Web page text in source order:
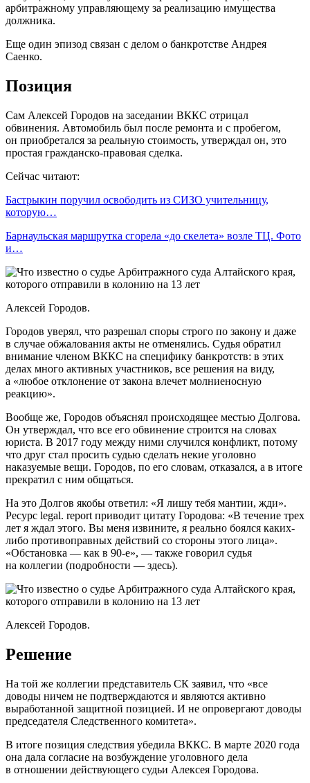
арбитражному управляющему за реализацию имущества
должника.
Еще один эпизод связан с делом о банкротстве Андрея
Саенко.
Позиция
Сам Алексей Городов на заседании ВККС отрицал
обвинения. Автомобиль был после ремонта и с пробегом,
он приобретался за реальную стоимость, утверждал он, это
простая гражданско-правовая сделка.
Сейчас читают:
Бастрыкин поручил освободить из СИЗО учительницу,
которую…
Барнаульская маршрутка сгорела «до скелета» возле ТЦ. Фото
и…
Алексей Городов.
Городов уверял, что разрешал споры строго по закону и даже
в случае обжалования акты не отменялись. Судья обратил
внимание членом ВККС на специфику банкротств: в этих
делах много активных участников, все решения на виду,
а «любое отклонение от закона влечет молниеносную
реакцию».
Вообще же, Городов объяснял происходящее местью Долгова.
Он утверждал, что все его обвинение строится на словах
юриста. В 2017 году между ними случился конфликт, потому
что друг стал просить судью сделать некие уголовно
наказуемые вещи. Городов, по его словам, отказался, а в итоге
прекратил с ним общаться.
На это Долгов якобы ответил: «Я лишу тебя мантии, жди».
Ресурс legal. report приводит цитату Городова: «В течение трех
лет я ждал этого. Вы меня извините, я реально боялся каких-
либо противоправных действий со стороны этого лица».
«Обстановка — как в 90-е», — также говорил судья
на коллегии (подробности — здесь).
Алексей Городов.
Решение
На той же коллегии представитель СК заявил, что «все
доводы ничем не подтверждаются и являются активно
выработанной защитной позицией. И не опровергают доводы
председателя Следственного комитета».
В итоге позиция следствия убедила ВККС. В марте 2020 года
она дала согласие на возбуждение уголовного дела
в отношении действующего судьи Алексея Городова.